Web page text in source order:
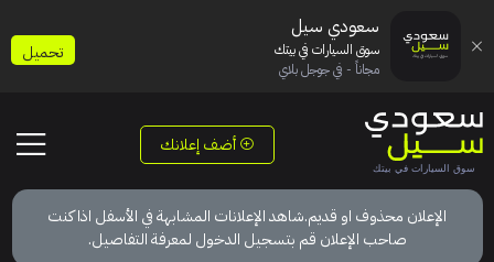
أضف إعلانك
الإعلان محذوف او قديم.شاهد الإعلانات المشابهة في الأسفل اذا كنت
صاحب الإعلان قم بتسجيل الدخول لمعرفة التفاصيل.
سعودي سيل
سوق السيارات في بيتك
مجاناً - في جوجل بلاي
تحميل